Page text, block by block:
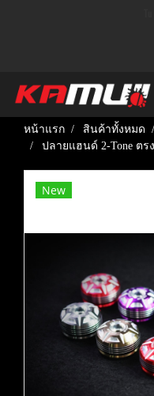
หน้าแรก สินค้าทั้งหมด
ปลายแฮนด์ 2-Tone ตร
New